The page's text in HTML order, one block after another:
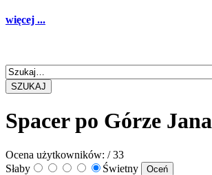
więcej ...
SZUKAJ
Spacer po Górze Jana
Ocena użytkowników: / 33
Słaby
Świetny